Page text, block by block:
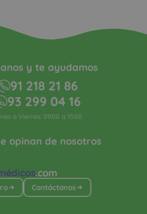
.com
Contáctanos
opinan de nosotros
y te ayudamos
91 218 21 86
93 299 04 16
a Viernes: 09:00 a 15:00